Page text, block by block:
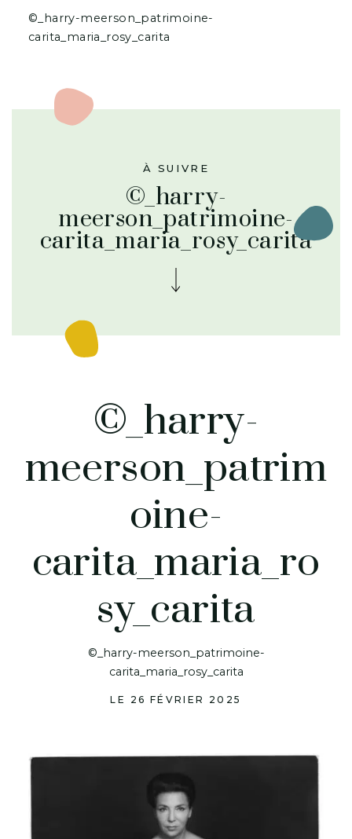
©_harry-meerson_patrimoine-
carita_maria_rosy_carita
À SUIVRE
©_harry-
meerson_patrimoine-
carita_maria_rosy_carita
©_harry-
meerson_patrim
oine-
carita_maria_ro
sy_carita
©_harry-meerson_patrimoine-
carita_maria_rosy_carita
LE 26 FÉVRIER 2025